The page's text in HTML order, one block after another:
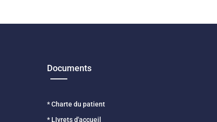
Documents
* Charte du patient
* LIvrets d'accueil